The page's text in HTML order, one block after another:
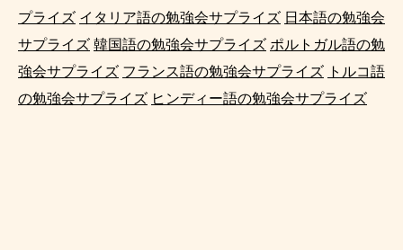
プライズ イタリア語の勉強会サプライズ 日本語の勉強会
サプライズ 韓国語の勉強会サプライズ ポルトガル語の勉
強会サプライズ フランス語の勉強会サプライズ トルコ語
の勉強会サプライズ ヒンディー語の勉強会サプライズ